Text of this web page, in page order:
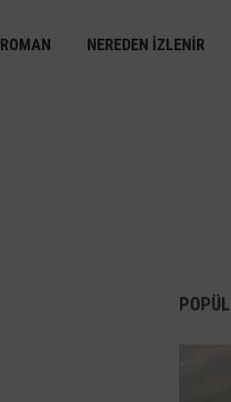
NEREDEN İZLENIR